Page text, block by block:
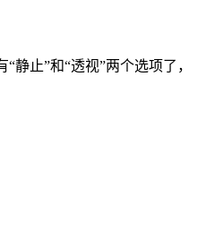
止”和“透视”两个选项了，